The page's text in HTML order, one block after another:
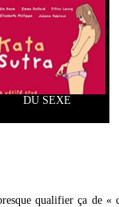
DU SEXE
qualifier ça de «